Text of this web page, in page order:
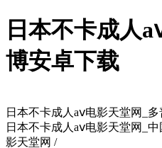
日本不卡成人
博安卓下载
日本不卡成人aⅴ电影天堂网_多
日本不卡成人aⅴ电影天堂网_
影天堂网 /